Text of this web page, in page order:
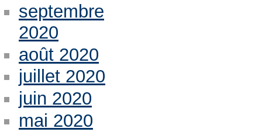
septembre
2020
août 2020
juillet 2020
juin 2020
mai 2020